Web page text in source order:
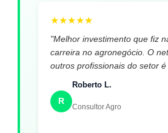
★★★★★
"Melhor investimento que fiz
carreira no agronegócio. O
outros profissionais do setor
R
Roberto L.
Consultor Agro